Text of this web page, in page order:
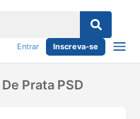
Entrar Inscreva-se
Prata PSD